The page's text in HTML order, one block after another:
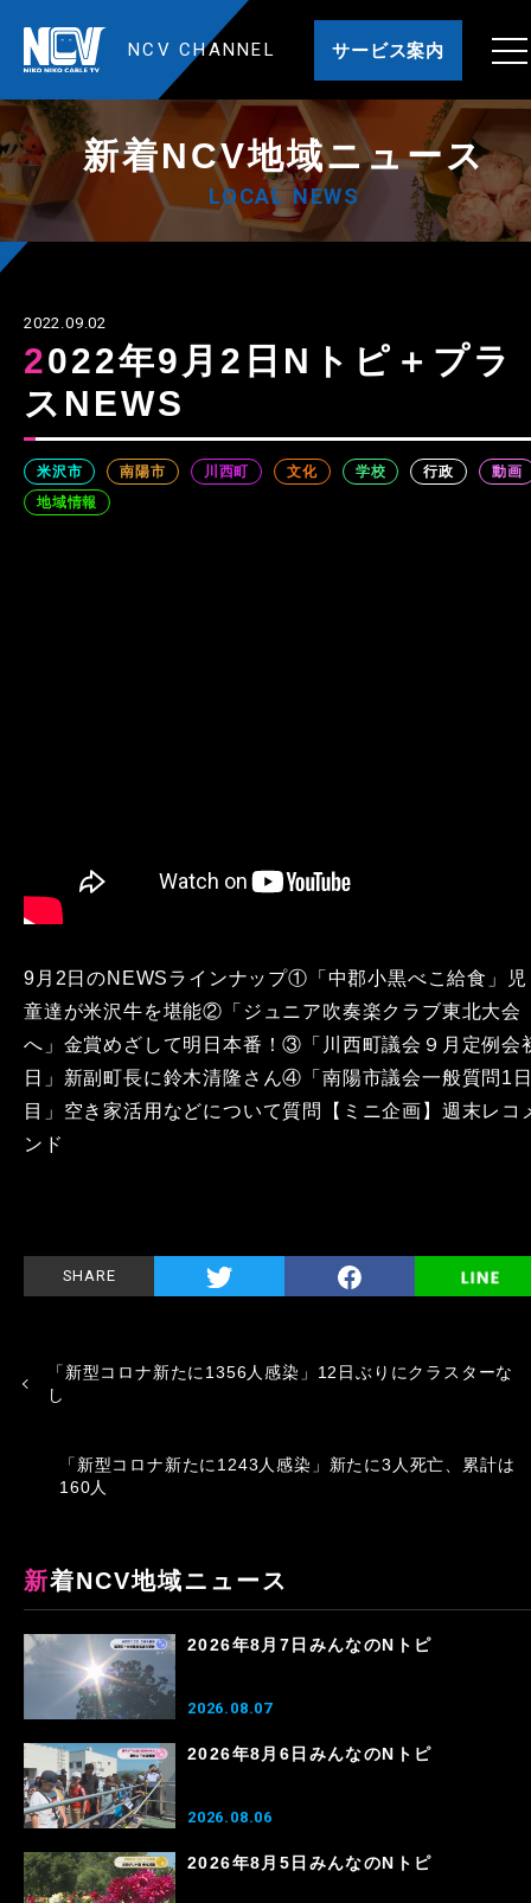
NCV CHANNEL サービス案内
新着NCV地域ニュース
LOCAL NEWS
2022.09.02
2022年9月2日Nトピ＋プラ
スNEWS
米沢市 南陽市 川西町 文化 学校 行政
動画
地域情報
9月2日のNEWSラインナップ①「中郡小黒べこ給食」児
童達が米沢牛を堪能②「ジュニア吹奏楽クラブ東北大会
へ」金賞めざして明日本番！③「川西町議会９月定例会
日」新副町長に鈴木清隆さん④「南陽市議会一般質問1
目」空き家活用などについて質問【ミニ企画】週末レコ
ンド
SHARE
「新型コロナ新たに1356人感染」12日ぶりにクラスターな
し
「新型コロナ新たに1243人感染」新たに3人死亡、累計は
160人
新着NCV地域ニュース
2026年8月7日みんなのNトピ
2026.08.07
2026年8月6日みんなのNトピ
2026.08.06
2026年8月5日みんなのNトピ